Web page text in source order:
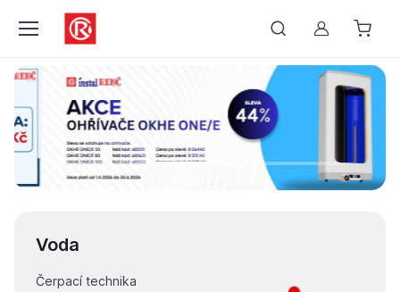
Můj účet
Voda
Čerpací technika